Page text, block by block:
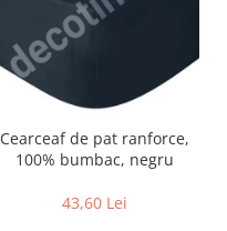
Cearceaf de pat ranforce,
100% bumbac, negru
43,60 Lei